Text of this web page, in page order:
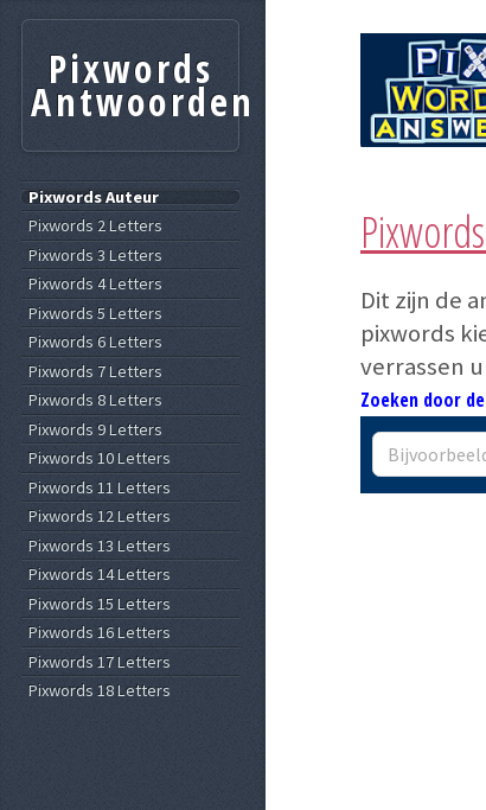
Dit zijn de
pixwords
verrassen
Zoeken door
Pixwords
Antwoorden
Pixwords Auteur
Pixwords 2 Letters
Pixwords 3 Letters
Pixwords 4 Letters
Pixwords 5 Letters
Pixwords 6 Letters
Pixwords 7 Letters
Pixwords 8 Letters
Pixwords 9 Letters
Pixwords 10 Letters
Pixwords 11 Letters
Pixwords 12 Letters
Pixwords 13 Letters
Pixwords 14 Letters
Pixwords 15 Letters
Pixwords 16 Letters
Pixwords 17 Letters
Pixwords 18 Letters